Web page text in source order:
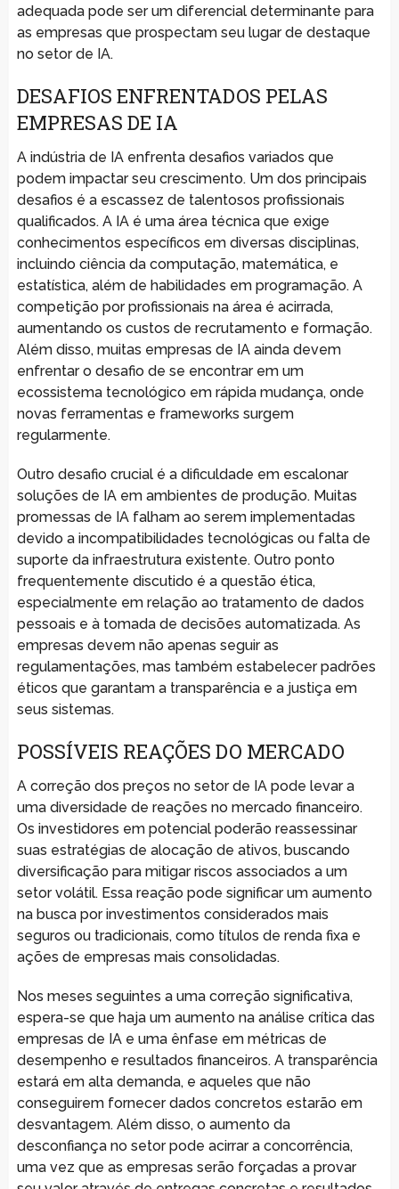
adequada pode ser um diferencial determinante para
as empresas que prospectam seu lugar de destaque
no setor de IA.
DESAFIOS ENFRENTADOS PELAS
EMPRESAS DE IA
A indústria de IA enfrenta desafios variados que
podem impactar seu crescimento. Um dos principais
desafios é a escassez de talentosos profissionais
qualificados. A IA é uma área técnica que exige
conhecimentos específicos em diversas disciplinas,
incluindo ciência da computação, matemática, e
estatística, além de habilidades em programação. A
competição por profissionais na área é acirrada,
aumentando os custos de recrutamento e formação.
Além disso, muitas empresas de IA ainda devem
enfrentar o desafio de se encontrar em um
ecossistema tecnológico em rápida mudança, onde
novas ferramentas e frameworks surgem
regularmente.
Outro desafio crucial é a dificuldade em escalonar
soluções de IA em ambientes de produção. Muitas
promessas de IA falham ao serem implementadas
devido a incompatibilidades tecnológicas ou falta de
suporte da infraestrutura existente. Outro ponto
frequentemente discutido é a questão ética,
especialmente em relação ao tratamento de dados
pessoais e à tomada de decisões automatizada. As
empresas devem não apenas seguir as
regulamentações, mas também estabelecer padrões
éticos que garantam a transparência e a justiça em
seus sistemas.
POSSÍVEIS REAÇÕES DO MERCADO
A correção dos preços no setor de IA pode levar a
uma diversidade de reações no mercado financeiro.
Os investidores em potencial poderão reassessinar
suas estratégias de alocação de ativos, buscando
diversificação para mitigar riscos associados a um
setor volátil. Essa reação pode significar um aumento
na busca por investimentos considerados mais
seguros ou tradicionais, como títulos de renda fixa e
ações de empresas mais consolidadas.
Nos meses seguintes a uma correção significativa,
espera-se que haja um aumento na análise crítica das
empresas de IA e uma ênfase em métricas de
desempenho e resultados financeiros. A transparência
estará em alta demanda, e aqueles que não
conseguirem fornecer dados concretos estarão em
desvantagem. Além disso, o aumento da
desconfiança no setor pode acirrar a concorrência,
uma vez que as empresas serão forçadas a provar